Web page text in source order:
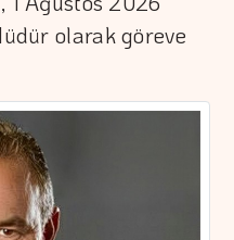
olarak göreve